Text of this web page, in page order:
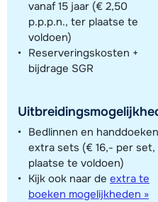
vanaf 15 jaar (€ 2,50
p.p.p.n., ter plaatse te
voldoen)
Reserveringskosten +
bijdrage SGR
Bedlinnen en
extra sets (€ 16,- per
plaatse te voldoen)
Kijk ook naar de extra te
boeken mogelijkheden »